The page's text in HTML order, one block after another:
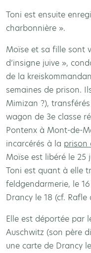
Toni est ensuite
charbonnière ».
Moïse et sa fille sont
d’insigne juive »,
de la
semaines de prison.
Mimizan ?),
wagon de 3e classe
Pontenx à Mont-de-
incarcérés à la prison
Moïse est libéré le 25
Toni est quant à elle
feldgendarmerie, le
Drancy le 18 (cf. Rafle
Elle est déportée par
Auschwitz (son père
une carte de Drancy